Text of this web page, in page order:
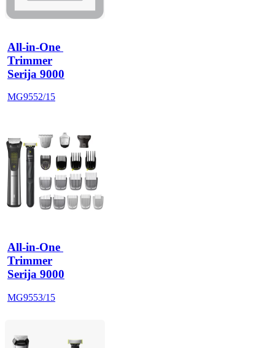
All-in-One
Trimmer
Serija 9000
MG9552/15
All-in-One
Trimmer
Serija 9000
MG9553/15